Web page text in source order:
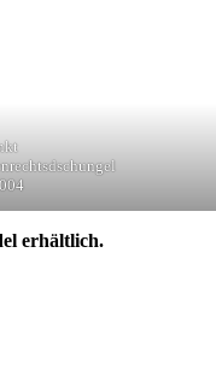
erhältlich.